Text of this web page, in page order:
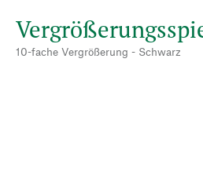
10-fache Vergrößerung - Schwarz